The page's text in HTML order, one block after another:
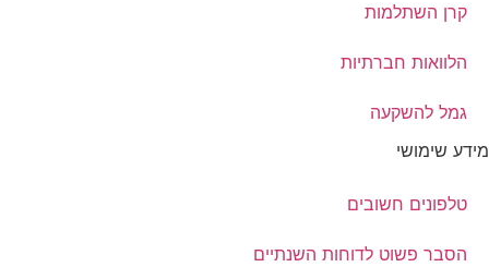
קרן השתלמות
הלוואות חברתיות
גמל להשקעה
מידע שימושי
טלפונים חשובים
הסבר פשוט לדוחות השנתיים